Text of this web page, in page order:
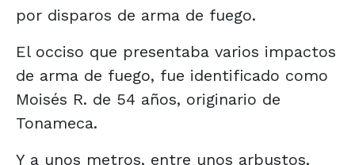
por disparos de arma de fuego.
El occiso que presentaba varios impactos
de arma de fuego, fue identificado como
Moisés R. de 54 años, originario de
Tonameca.
Y a unos metros, entre unos arbustos,